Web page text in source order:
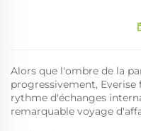
Alors que l'ombre de la
progressivement,
rythme d'échanges
remarquable voyage